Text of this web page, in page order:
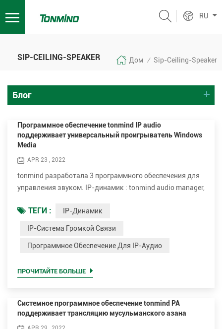
RU
SIP-CEILING-SPEAKER Дом / Sip-Ceiling-Speaker
Блог
Программное обеспечение tonmind IP audio
поддерживает универсальный проигрыватель Windows
Media
APR 23 , 2022
tonmind разработала 3 программного обеспечения для
управления звуком. IP-динамик : tonmind audio manager,
можно использовать в локальной сети,, которая
поддерживает многоадресную рассылку RTP. PA system
встроенным SIP-сервером,, поддерживающим
ТЕГИ : IP-Динамик
IP-Система Громкой Связи
Программное Обеспечение Для IP-Аудио
ПРОЧИТАЙТЕ БОЛЬШЕ
Системное программное обеспечение tonmind PA
поддерживает трансляцию мусульманского азана